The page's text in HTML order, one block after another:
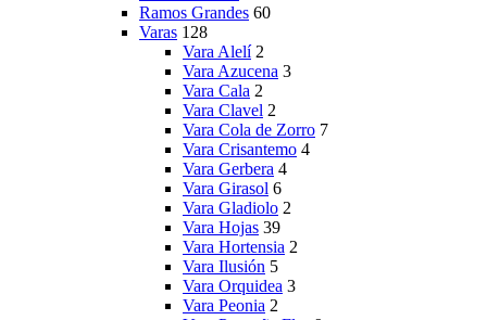
Ramos Grandes 60
Varas 128
Vara Alelí 2
Vara Azucena 3
Vara Cala 2
Vara Clavel 2
Vara Cola de Zorro 7
Vara Crisantemo 4
Vara Gerbera 4
Vara Girasol 6
Vara Gladiolo 2
Vara Hojas 39
Vara Hortensia 2
Vara Ilusión 5
Vara Orquidea 3
Vara Peonia 2